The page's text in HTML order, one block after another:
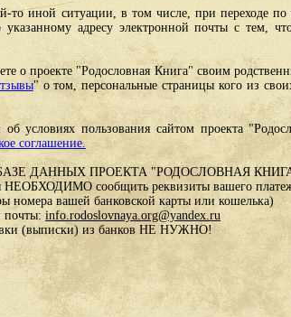
то иной ситуации, в том числе, при переходе
адресу электронной почты с тем,
о проекте "Родословная Книга" своим
" о том, персональные страницы кого из
условиях пользования сайтом проекта
соглашение.
ДАННЫХ ПРОЕКТА "РОДОСЛОВНАЯ
НЕОБХОДИМО сообщить реквизиты вашего
номера вашей банковской карты или кошелька)
почты: info.rodoslovnaya.org@yandex.ru
(выписки) из банков НЕ НУЖНО!